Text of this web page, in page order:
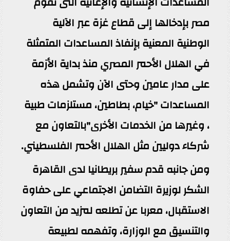
مصر بإدخالها إلى قطاع غزة عبر الآلية
الوطنية المعنية بإنفاذ المساعدات المتمثلة
في الهلال الأحمر المصري منذ بداية الأزمة
على مدار عامين وحتى الآن وتشمل هذه
المساعدات "خيام، بطاطين، مستلزمات طبية
، وغيرها من الخدمات الأخرى"بالتعاون مع
شركاء دوليين مثل الهلال الأحمر الفلسطيني.
ومن جانبه قدم سفير بريطانيا لدى القاهرة
الشكر لوزيرة التضامن الاجتماعي على حفاوة
الاستقبال، معربا عن تطلعه لمزيد من التعاون
والتنسيق مع الوزارة، وتفهمه لطبيعة